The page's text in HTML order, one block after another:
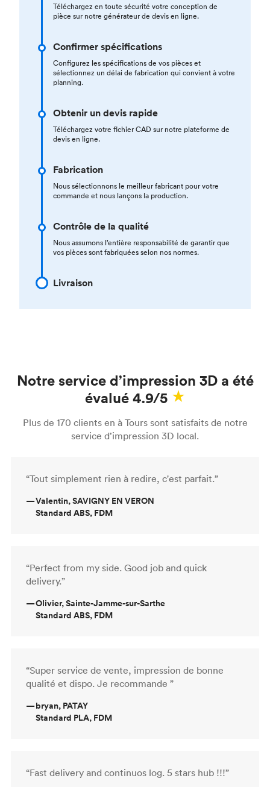
Téléchargez en toute sécurité votre conception de
pièce sur notre générateur de devis en ligne.
Confirmer spécifications
Configurez les spécifications de vos pièces et
sélectionnez un délai de fabrication qui convient à votre
planning.
Obtenir un devis rapide
Téléchargez votre fichier CAD sur notre plateforme de
devis en ligne.
Fabrication
Nous sélectionnons le meilleur fabricant pour votre
commande et nous lançons la production.
Contrôle de la qualité
Nous assumons l’entière responsabilité de garantir que
vos pièces sont fabriquées selon nos normes.
Livraison
Notre service d’impression 3D a été
évalué 4.9/5
Plus de 170 clients en à Tours sont satisfaits de notre
service d’impression 3D local.
“Tout simplement rien à redire, c'est parfait.”
—Valentin, SAVIGNY EN VERON
Standard ABS, FDM
“Perfect from my side. Good job and quick
delivery.”
—Olivier, Sainte-Jamme-sur-Sarthe
Standard ABS, FDM
“Super service de vente, impression de bonne
qualité et dispo. Je recommande ”
—bryan, PATAY
Standard PLA, FDM
“Fast delivery and continuos log. 5 stars hub !!!”